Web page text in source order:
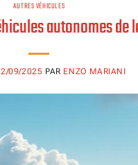
AUTRES VÉHICULES
autonomes de
09/2025 PAR ENZO MARIANI